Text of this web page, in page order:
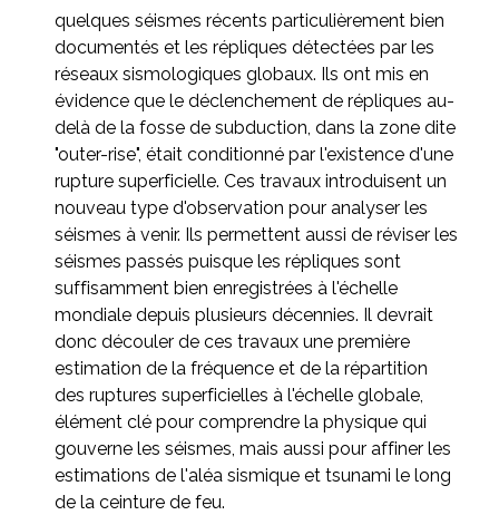
quelques séismes récents particulièrement bien
documentés et les répliques détectées par les
réseaux sismologiques globaux. Ils ont mis en
évidence que le déclenchement de répliques au-
delà de la fosse de subduction, dans la zone dite
"outer-rise", était conditionné par l'existence d'une
rupture superficielle. Ces travaux introduisent un
nouveau type d'observation pour analyser les
séismes à venir. Ils permettent aussi de réviser les
séismes passés puisque les répliques sont
suffisamment bien enregistrées à l'échelle
mondiale depuis plusieurs décennies. Il devrait
donc découler de ces travaux une première
estimation de la fréquence et de la répartition
des ruptures superficielles à l'échelle globale,
élément clé pour comprendre la physique qui
gouverne les séismes, mais aussi pour affiner les
estimations de l'aléa sismique et tsunami le long
de la ceinture de feu.